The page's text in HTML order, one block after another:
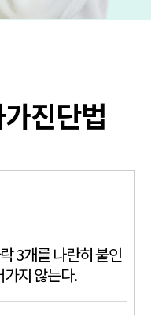
진단법
3개를 나란히 붙인
가지 않는다.